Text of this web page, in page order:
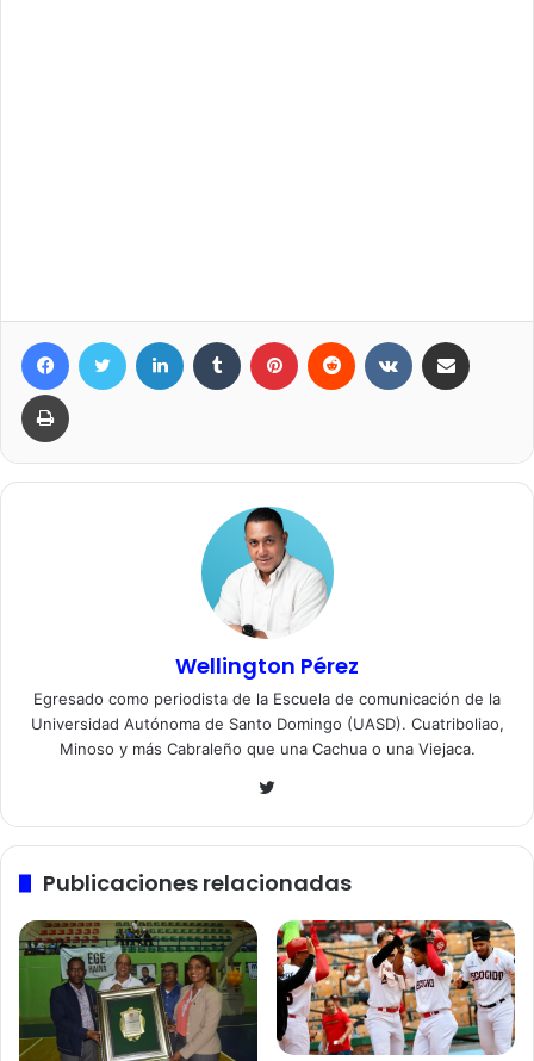
FacebookTwitter LinkedIn Tumblr Pinterest Reddit VKontakte
Imprimir
Wellington Pérez
Egresado como periodista de la Escuela de comunicación de la
Universidad Autónoma de Santo Domingo (UASD). Cuatriboliao,
Minoso y más Cabraleño que una Cachua o una Viejaca.
Twitter
Publicaciones relacionadas